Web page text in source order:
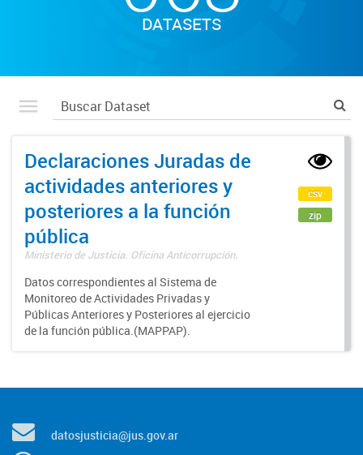
DATASETS
Declaraciones Juradas de
actividades anteriores y
posteriores a la función
pública
Ministerio de Justicia. Oficina Anticorrupción.
Datos correspondientes al Sistema de
Monitoreo de Actividades Privadas y
Públicas Anteriores y Posteriores al ejercicio
de la función pública.(MAPPAP).
csv
zip
datosjusticia@jus.gov.ar